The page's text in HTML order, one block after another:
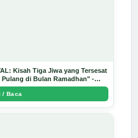
Kisah Tiga Jiwa yang Tersesat
di Bulan Ramadhan" -
/ Baca